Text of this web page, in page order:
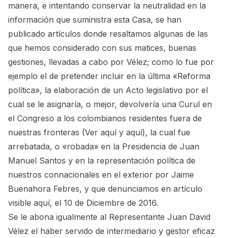
manera, e intentando conservar la neutralidad en la
información que suministra esta Casa, se han
publicado artículos donde resaltamos algunas de las
que hemos considerado con sus matices, buenas
gestiones, llevadas a cabo por Vélez; como lo fue por
ejemplo el de pretender incluir en la última «Reforma
política», la elaboración de un Acto legislativo por el
cual se le asignaría, o mejor, devolvería una Curul en
el Congreso a los colombianos residentes fuera de
nuestras fronteras (Ver aquí y aquí), la cual fue
arrebatada, o «robada» en la Presidencia de Juan
Manuel Santos y en la representación política de
nuestros connacionales en el exterior por Jaime
Buenahora Febres, y que denunciamos en artículo
visible aquí, el 10 de Diciembre de 2016.
Se le abona igualmente al Representante Juan David
Vélez el haber servido de intermediario y gestor eficaz